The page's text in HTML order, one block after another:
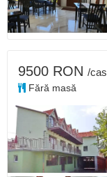
9500 RON /
Fără masă